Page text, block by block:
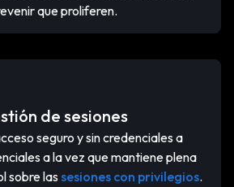
que proliferen.
de sesiones
seguro y sin credenciales a
a la vez que mantiene plena
sobre las sesiones con privilegios.